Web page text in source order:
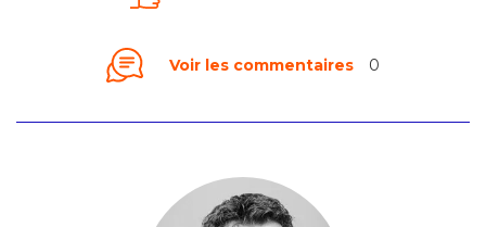
Voir les commentaires 0